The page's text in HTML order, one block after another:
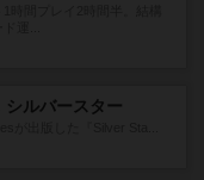
シルバースター